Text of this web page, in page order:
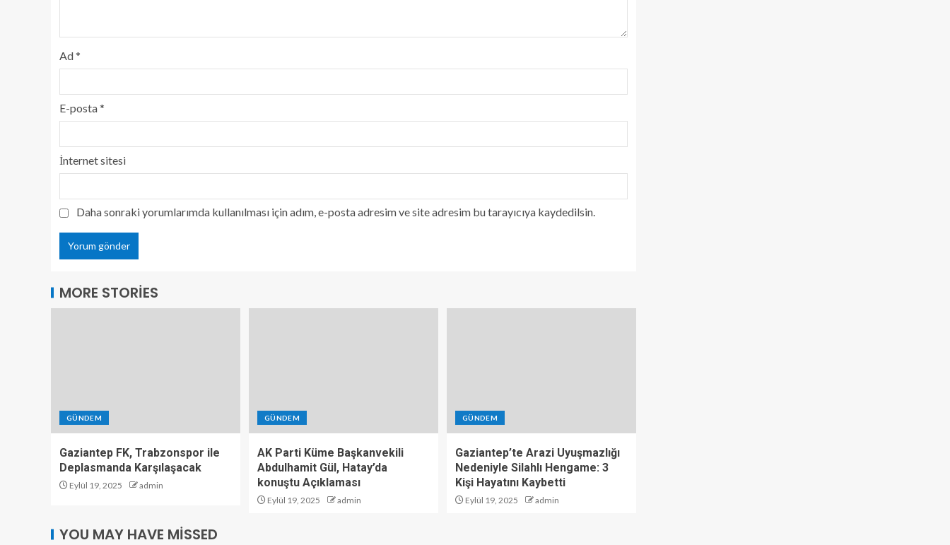
Ad*
E-posta*
İnternet sitesi
Daha sonraki yorumlarımda kullanılması için adım, e-posta adresim ve site adresim bu tarayıcıya kaydedilsin.
MORE STORIES
GÜNDEM
Gaziantep FK, Trabzonspor ile
Deplasmanda Karşılaşacak
Eylül 19, 2025 admin
GÜNDEM
AK Parti Küme Başkanvekili
Abdulhamit Gül, Hatay’da
konuştu Açıklaması
Eylül 19, 2025 admin
GÜNDEM
Gaziantep’te Arazi Uyuşmazlığı
Nedeniyle Silahlı Hengame: 3
Kişi Hayatını Kaybetti
Eylül 19, 2025 admin
YOU MAY HAVE MISSED